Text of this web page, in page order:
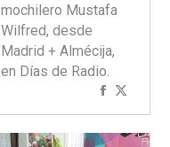
mochilero Mustafa
Wilfred, desde
Madrid + Almécija,
en Días de Radio.
Compartir
concon